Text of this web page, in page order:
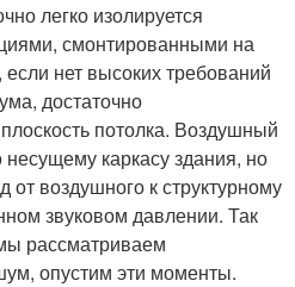
легко изолируется
смонтированными на
нет высоких требований
достаточно
потолка. Воздушный
каркасу здания, но
от воздушного к структурному
звуковом давлении. Так
рассматриваем
опустим эти моменты.